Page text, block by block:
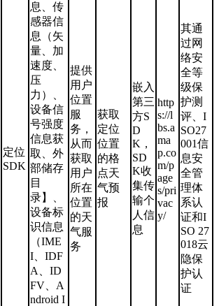
定位
SDK
息、传
感器信
息（矢
量、加
速度、
压
力）、
设备信
号强度
信息获
取、外
部储存
目
录】、
设备标
识信息
（IME
I、IDF
A、ID
FV、A
ndroid I
提供
用户
位置
服
务，
从而
获取
用户
所在
位置
的天
气服
务
获取
定位
位置
的格
点天
气预
报
嵌入
第三
方S
D
K，
SD
K收
集传
输个
人信
息
http
s://l
bs.a
ma
p.co
m/p
age
s/pri
vac
y/
其通
过网
络安
全等
级保
护测
评、I
SO27
001信
息安
全管
理体
系认
证和I
SO 27
018云
隐保
护认
证